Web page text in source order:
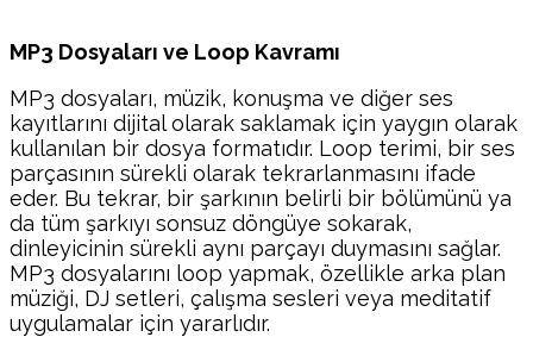
MP3 Dosyaları ve Loop Kavramı
MP3 dosyaları, müzik, konuşma ve diğer ses
kayıtlarını dijital olarak saklamak için yaygın olarak
kullanılan bir dosya formatıdır. Loop terimi, bir ses
parçasının sürekli olarak tekrarlanmasını ifade
eder. Bu tekrar, bir şarkının belirli bir bölümünü ya
da tüm şarkıyı sonsuz döngüye sokarak,
dinleyicinin sürekli aynı parçayı duymasını sağlar.
MP3 dosyalarını loop yapmak, özellikle arka plan
müziği, DJ setleri, çalışma sesleri veya meditatif
uygulamalar için yararlıdır.